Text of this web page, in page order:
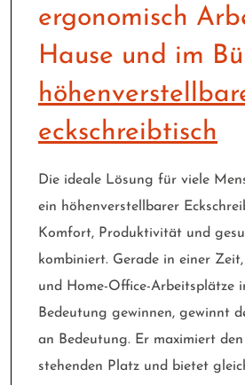
ergonomisch
Hause und im
eckschreibtisch
Die ideale Lösung für viele
ein höhenverstellbarer
Komfort, Produktivität und
kombiniert. Gerade in einer
und Home-Office-Arbeitsplätze
Bedeutung gewinnen, gewinnt
an Bedeutung. Er maximiert
stehenden Platz und bietet